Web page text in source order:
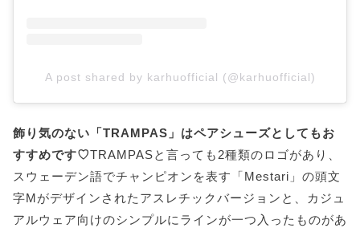
A post shared by karhuofficial (@karhuofficial)
飾り気のない「TRAMPAS」はペアシューズとしてもお
すすめです♡TRAMPASと言っても2種類のロゴがあり、
スウェーデン語でチャンピオンを表す「Mestari」の頭文
字Mがデザインされたアスレチックバージョンと、カジュ
アルウェア向けのシンプルにラインが一つ入ったものがあ